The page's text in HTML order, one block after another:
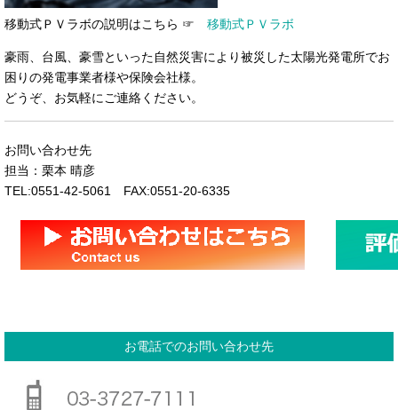
移動式ＰＶラボの説明はこちら ☞ 移動式ＰＶラボ
豪雨、台風、豪雪といった自然災害により被災した太陽光発電所でお
困りの発電事業者様や保険会社様。
どうぞ、お気軽にご連絡ください。
お問い合わせ先
担当：栗本 晴彦
TEL:0551-42-5061 FAX:0551-20-6335
お電話でのお問い合わせ先